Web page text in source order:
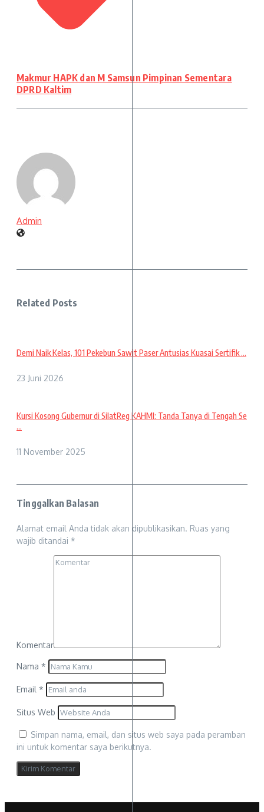
Makmur HAPK dan M Samsun Pimpinan Sementara
DPRD Kaltim
Admin
Related Posts
Demi Naik Kelas, 101 Pekebun Sawit Paser Antusias Kuasai Sertifik ...
23 Juni 2026
Kursi Kosong Gubernur di SilatReg KAHMI: Tanda Tanya di Tengah Se
...
11 November 2025
Tinggalkan Balasan
Alamat email Anda tidak akan dipublikasikan. Ruas yang
wajib ditandai *
Komentar
Nama *
Email *
Situs Web
Simpan nama, email, dan situs web saya pada peramban
ini untuk komentar saya berikutnya.